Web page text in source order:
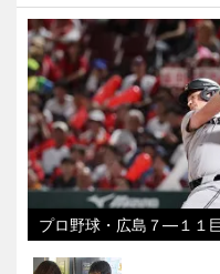
プロ野球・広島７―１１